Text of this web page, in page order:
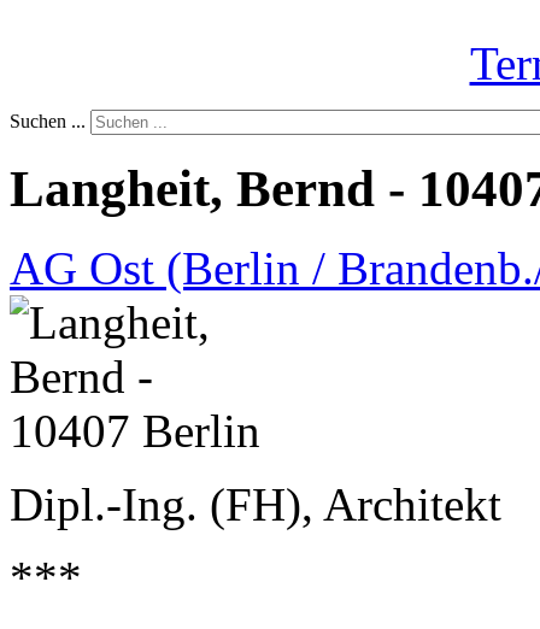
Suchen ...
Langheit, Bernd -
AG Ost (Berlin /
Dipl.-Ing. (FH), Architekt
***